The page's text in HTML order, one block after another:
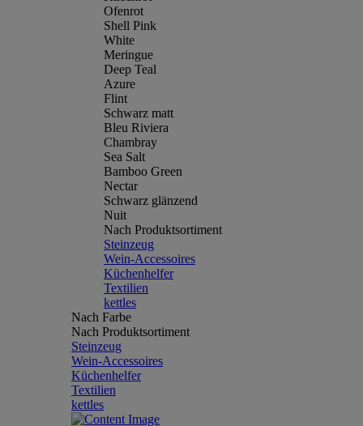
Ofenrot
Shell Pink
White
Meringue
Deep Teal
Azure
Flint
Schwarz matt
Bleu Riviera
Chambray
Sea Salt
Bamboo Green
Nectar
Schwarz glänzend
Nuit
Nach Produktsortiment
Steinzeug
Wein-Accessoires
Küchenhelfer
Textilien
kettles
Nach Farbe
Nach Produktsortiment
Steinzeug
Wein-Accessoires
Küchenhelfer
Textilien
kettles